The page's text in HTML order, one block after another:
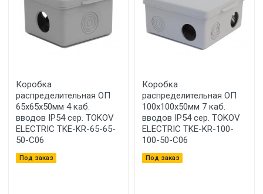
Коробка
распределительная ОП
65х65х50мм 4 каб.
вводов IP54 сер. TOKOV
ELECTRIC TKE-KR-65-65-
50-C06
Под заказ
Коробка
распределительная ОП
100х100х50мм 7 каб.
вводов IP54 сер. TOKOV
ELECTRIC TKE-KR-100-
100-50-C06
Под заказ